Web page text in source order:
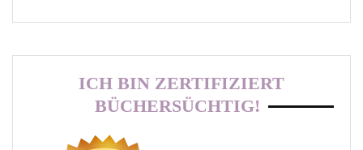
ICH BIN ZERTIFIZIERT
BÜCHERSÜCHTIG!